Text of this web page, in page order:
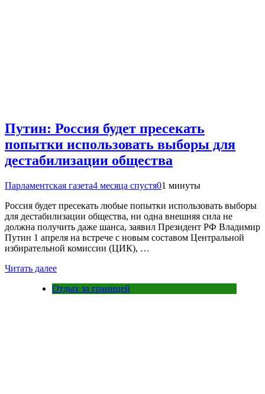
Путин: Россия будет пресекать
попытки использовать выборы для
дестабилизации общества
Парламентская газета4 месяца спустя01 минуты
Россия будет пресекать любые попытки использовать выборы
для дестабилизации общества, ни одна внешняя сила не
должна получить даже шанса, заявил Президент РФ Владимир
Путин 1 апреля на встрече с новым составом Центральной
избирательной комиссии (ЦИК), …
Читать далее
Отдых за границей